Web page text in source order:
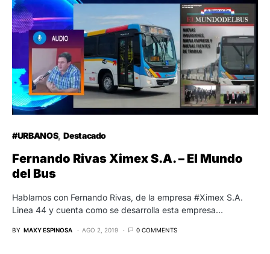
#URBANOS Destacado
Fernando Rivas Ximex S.A. – El Mundo
del Bus
Hablamos con Fernando Rivas, de la empresa #Ximex S.A.
Linea 44 y cuenta como se desarrolla esta empresa…
BY MAXY ESPINOSA AGO 2, 2019 0 COMMENTS